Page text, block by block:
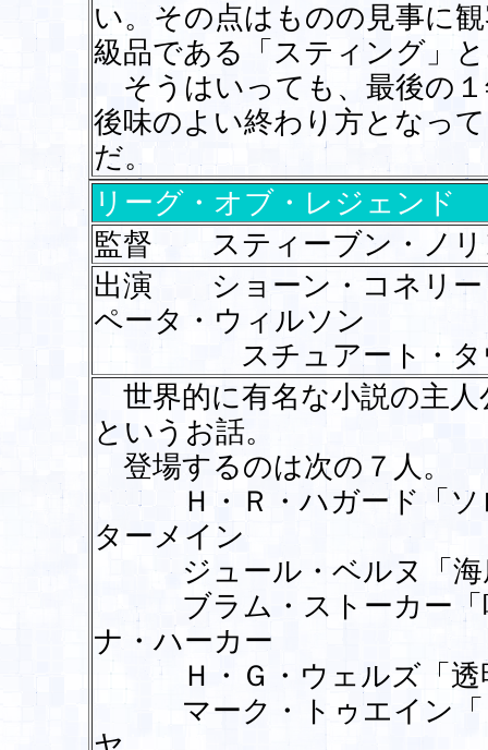
い。その点はものの見事に
級品である「スティング」
そうはいっても、最後の
後味のよい終わり方となっ
だ。
リーグ・オブ・レジェンド
監督 スティーブン・ノリ
出演 ショーン・コネ
ペータ・ウィルソン
スチュアート・タウ
世界的に有名な小説の主
というお話。
登場するのは次の７人。
Ｈ・Ｒ・ハガード「ソロ
ターメイン
ジュール・ベルヌ「海
ブラム・ストーカー「吸
ナ・ハーカー
Ｈ・Ｇ・ウェルズ「透明
マーク・トゥエイン「ト